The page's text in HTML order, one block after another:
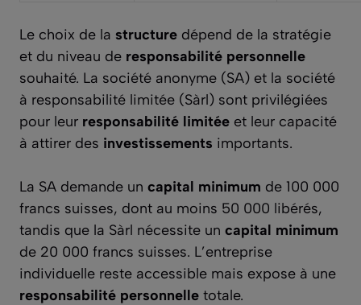
Le choix de la structure dépend de la stratégie
et du niveau de responsabilité personnelle
souhaité. La société anonyme (SA) et la société
à responsabilité limitée (Sàrl) sont privilégiées
pour leur responsabilité limitée et leur capacité
à attirer des investissements importants.
La SA demande un capital minimum de 100 000
francs suisses, dont au moins 50 000 libérés,
tandis que la Sàrl nécessite un capital minimum
de 20 000 francs suisses. L’entreprise
individuelle reste accessible mais expose à une
responsabilité personnelle totale.